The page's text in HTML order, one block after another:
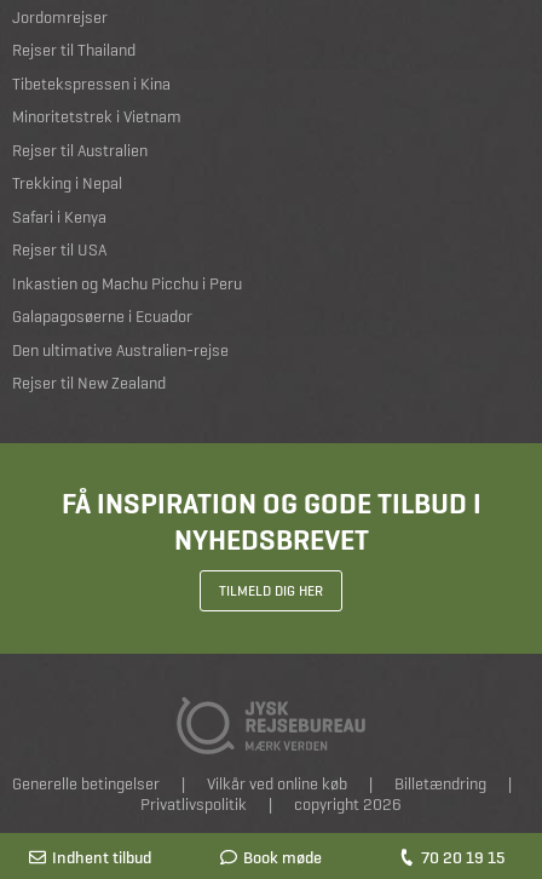
Indhent tilbud Book møde 70 20 19 15
Jordomrejser
Rejser til Thailand
Tibetekspressen i Kina
Minoritetstrek i Vietnam
Rejser til Australien
Trekking i Nepal
Safari i Kenya
Rejser til USA
Inkastien og Machu Picchu i Peru
Galapagosøerne i Ecuador
Den ultimative Australien-rejse
Rejser til New Zealand
FÅ INSPIRATION OG GODE TILBUD I
NYHEDSBREVET
TILMELD DIG HER
Generelle betingelser | Vilkår ved online køb | Billetændring
|
Privatlivspolitik
| copyright 2026